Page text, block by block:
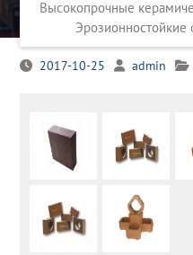
Высокопрочные
Эрозионностойкие
2017-10-25 admin